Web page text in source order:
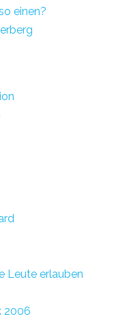
einen?
Leute erlauben
2006